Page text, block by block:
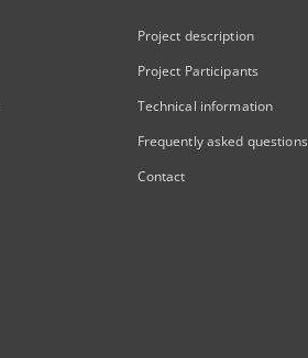
Project description
Project Participants
Technical information
Frequently asked questions
Contact